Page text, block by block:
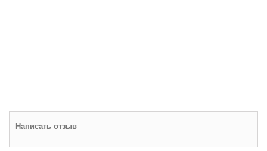
Написать отзыв